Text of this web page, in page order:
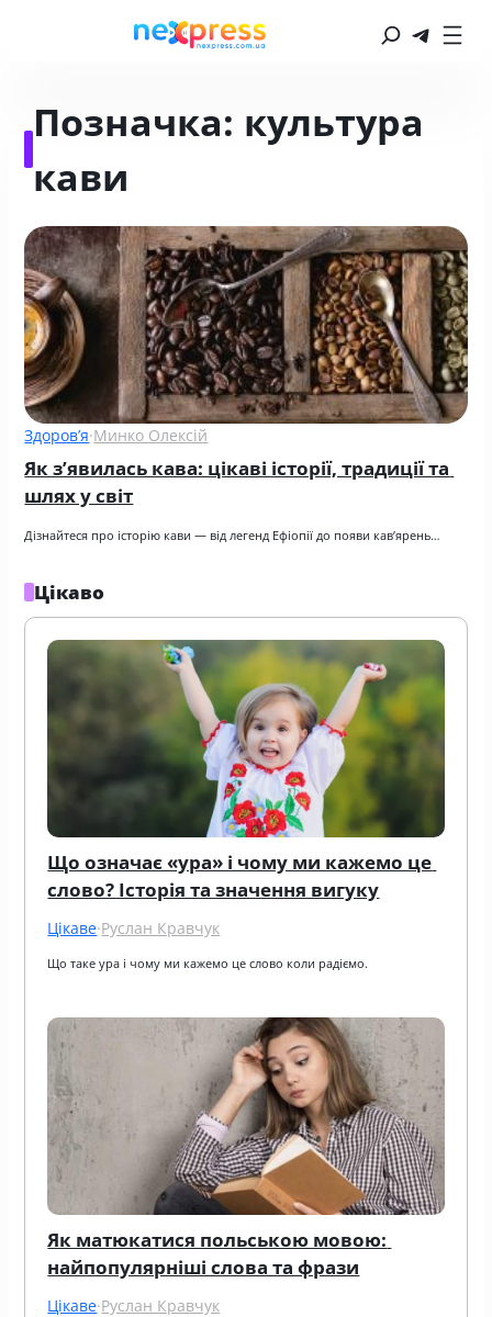
Позначка: культура
кави
Здоров’я·Минко Олексій
Як зʼявилась кава: цікаві історії, традиції та
шлях у світ
Дізнайтеся про історію кави — від легенд Ефіопії до появи кав’ярень…
Цікаво
Що означає «ура» і чому ми кажемо це
слово? Історія та значення вигуку
Цікаве·Руслан Кравчук
Що таке ура і чому ми кажемо це слово коли радіємо.
Як матюкатися польською мовою:
найпопулярніші слова та фрази
Цікаве·Руслан Кравчук